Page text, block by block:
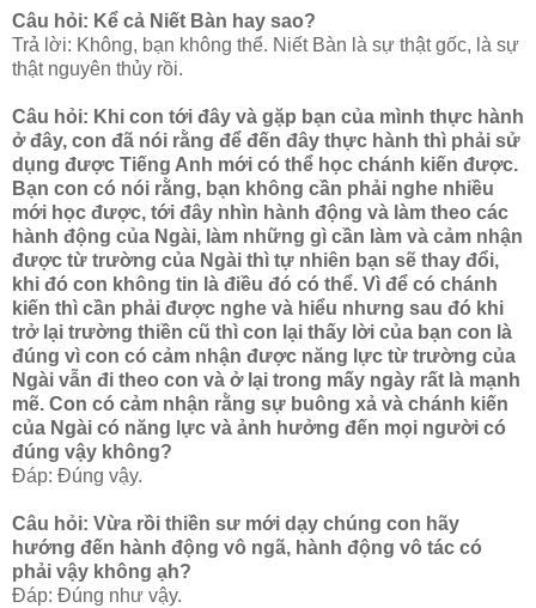
Câu hỏi: Kể cả Niết Bàn hay sao?
Trả lời: Không, bạn không thể. Niết Bàn là sự thật gốc, là sự
thật nguyên thủy rồi.
Câu hỏi: Khi con tới đây và gặp bạn của mình thực hành
ở đây, con đã nói rằng để đến đây thực hành thì phải sử
dụng được Tiếng Anh mới có thể học chánh kiến được.
Bạn con có nói rằng, bạn không cần phải nghe nhiều
mới học được, tới đây nhìn hành động và làm theo các
hành động của Ngài, làm những gì cần làm và cảm nhận
được từ trường của Ngài thì tự nhiên bạn sẽ thay đổi,
khi đó con không tin là điều đó có thể. Vì để có chánh
kiến thì cần phải được nghe và hiểu nhưng sau đó khi
trở lại trường thiền cũ thì con lại thấy lời của bạn con là
đúng vì con có cảm nhận được năng lực từ trường của
Ngài vẫn đi theo con và ở lại trong mấy ngày rất là mạnh
mẽ. Con có cảm nhận rằng sự buông xả và chánh kiến
của Ngài có năng lực và ảnh hưởng đến mọi người có
đúng vậy không?
Đáp: Đúng vậy.
Câu hỏi: Vừa rồi thiền sư mới dạy chúng con hãy
hướng đến hành động vô ngã, hành động vô tác có
phải vậy không ạh?
Đáp: Đúng như vậy.